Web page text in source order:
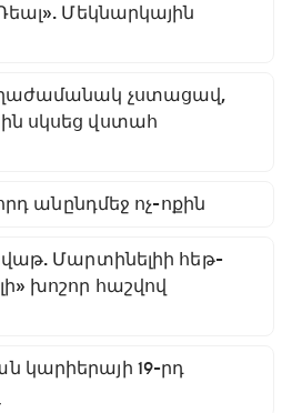
Մեկնարկային
չստացավ,
սկսեց վստահ
անընդմեջ ոչ-ոքին
Մարտինելիի հեթ-
խոշոր հաշվով
կարիերայի 19-րդ